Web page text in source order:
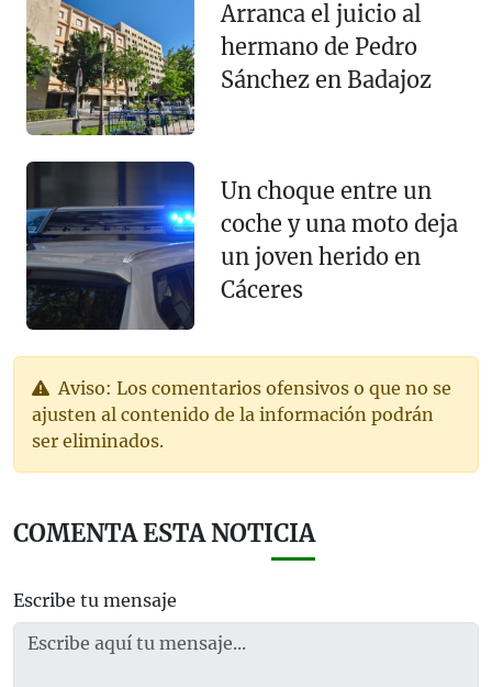
Arranca el juicio al
hermano de Pedro
Sánchez en Badajoz
Un choque entre un
coche y una moto deja
un joven herido en
Cáceres
Aviso: Los comentarios ofensivos o que no se
ajusten al contenido de la información podrán
ser eliminados.
COMENTA ESTA NOTICIA
Escribe tu mensaje